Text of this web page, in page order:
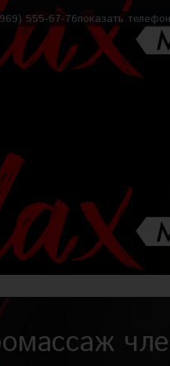
555-67-76показать телефон